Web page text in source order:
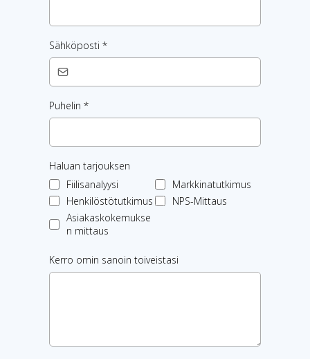
Sähköposti *
Puhelin *
Haluan tarjouksen
Fiilisanalyysi
Markkinatutkimus
Henkilöstötutkimus
NPS-Mittaus
Asiakaskokemukse
n mittaus
Kerro omin sanoin toiveistasi